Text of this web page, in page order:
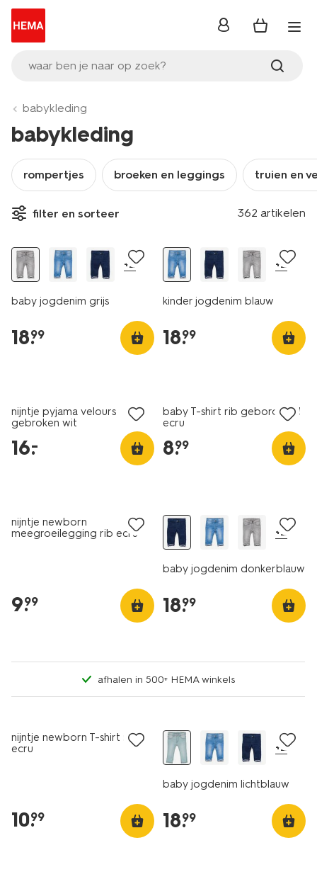
waar ben je naar op zoek?
inloggen
babykleding
babykleding
rompertjes broeken en leggings truien en
filter en sorteer 362 artikelen
+2
baby jogdenim grijs
18.
99
+2
kinder jogdenim blauw
18.
99
nijntje pyjama velours
gebroken wit
16.
–
baby T-shirt rib geborduurd
ecru
8.
99
nijntje newborn
meegroeilegging rib ecru
9.
99
+2
baby jogdenim donkerblauw
18.
99
afhalen in 500+ HEMA winkels
nijntje newborn T-shirt rib
ecru
10.
99
+2
baby jogdenim lichtblauw
18.
99